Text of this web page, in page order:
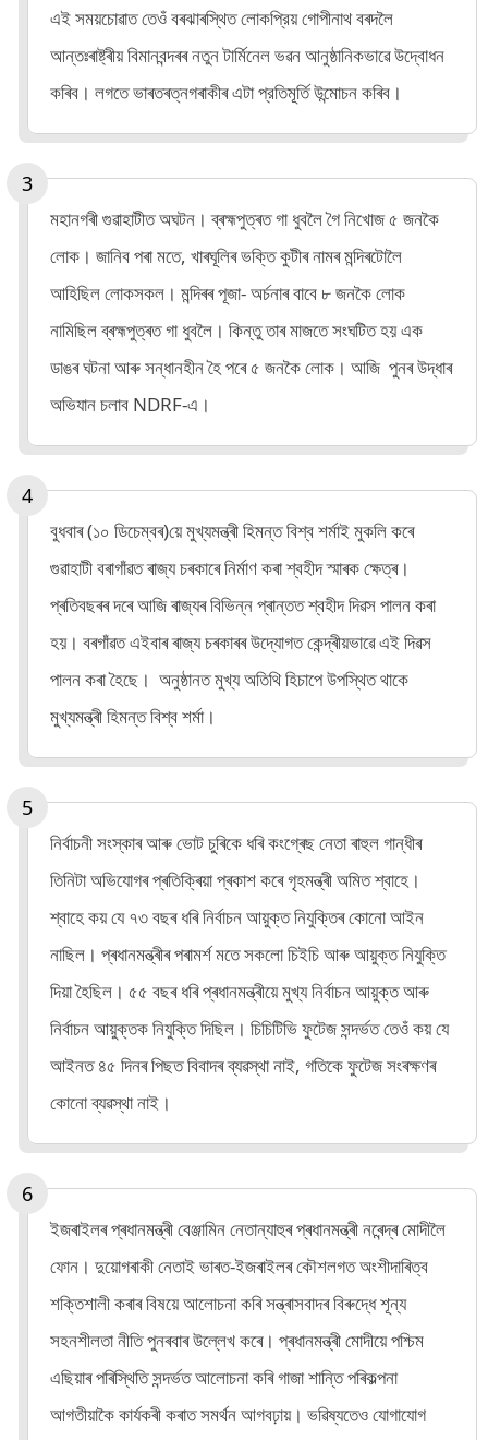
এই সময়চোৱাত তেওঁ বৰঝাৰস্থিত লোকপ্রিয় গোপীনাথ বৰদলৈ
আন্তঃৰাষ্ট্ৰীয় বিমানবন্দৰৰ নতুন টার্মিনেল ভৱন আনুষ্ঠানিকভাৱে উদ্বোধন
কৰিব। লগতে ভাৰতৰত্নগৰাকীৰ এটা প্রতিমূর্তি উন্মোচন কৰিব।
মহানগৰী গুৱাহাটীত অঘটন। ব্ৰহ্মপুত্ৰত গা ধুবলৈ গৈ নিখোজ ৫ জনকৈ
লোক। জানিব পৰা মতে, খাৰঘূলিৰ ভক্তি কুটীৰ নামৰ মন্দিৰটোলৈ
আহিছিল লোকসকল। মন্দিৰৰ পূজা- অৰ্চনাৰ বাবে ৮ জনকৈ লোক
নামিছিল ব্ৰহ্মপুত্ৰত গা ধুবলৈ। কিন্তু তাৰ মাজতে সংঘটিত হয় এক
ডাঙৰ ঘটনা আৰু সন্ধানহীন হৈ পৰে ৫ জনকৈ লোক। আজি পুনৰ উদ্ধাৰ
অভিযান চলাব NDRF-এ।
বুধবাৰ (১০ ডিচেম্বৰ)য়ে মুখ্যমন্ত্ৰী হিমন্ত বিশ্ব শৰ্মাই মুকলি কৰে
গুৱাহাটী বৰাগাঁৱত ৰাজ্য চৰকাৰে নিৰ্মাণ কৰা শ্বহীদ স্মাৰক ক্ষেত্ৰ।
প্ৰতিবছৰৰ দৰে আজি ৰাজ্যৰ বিভিন্ন প্ৰান্তত শ্বহীদ দিৱস পালন কৰা
হয়। বৰগাঁৱত এইবাৰ ৰাজ্য চৰকাৰৰ উদ্যোগত কেন্দ্ৰীয়ভাৱে এই দিৱস
পালন কৰা হৈছে। অনুষ্ঠানত মুখ্য অতিথি হিচাপে উপস্থিত থাকে
মুখ্যমন্ত্ৰী হিমন্ত বিশ্ব শৰ্মা।
নিৰ্বাচনী সংস্কাৰ আৰু ভোট চুৰিকে ধৰি কংগ্ৰেছ নেতা ৰাহুল গান্ধীৰ
তিনিটা অভিযোগৰ প্ৰতিক্ৰিয়া প্ৰকাশ কৰে গৃহমন্ত্ৰী অমিত শ্বাহে।
শ্বাহে কয় যে ৭৩ বছৰ ধৰি নিৰ্বাচন আয়ুক্ত নিযুক্তিৰ কোনো আইন
নাছিল। প্ৰধানমন্ত্ৰীৰ পৰামৰ্শ মতে সকলো চিইচি আৰু আয়ুক্ত নিযুক্তি
দিয়া হৈছিল। ৫৫ বছৰ ধৰি প্ৰধানমন্ত্ৰীয়ে মুখ্য নিৰ্বাচন আয়ুক্ত আৰু
নিৰ্বাচন আয়ুক্তক নিযুক্তি দিছিল। চিচিটিভি ফুটেজ সন্দৰ্ভত তেওঁ কয় যে
আইনত ৪৫ দিনৰ পিছত বিবাদৰ ব্যৱস্থা নাই, গতিকে ফুটেজ সংৰক্ষণৰ
কোনো ব্যৱস্থা নাই।
ইজৰাইলৰ প্ৰধানমন্ত্ৰী বেঞ্জামিন নেতান্যাহুৰ প্ৰধানমন্ত্ৰী নৰেন্দ্ৰ মোদীলৈ
ফোন। দুয়োগৰাকী নেতাই ভাৰত-ইজৰাইলৰ কৌশলগত অংশীদাৰিত্ব
শক্তিশালী কৰাৰ বিষয়ে আলোচনা কৰি সন্ত্ৰাসবাদৰ বিৰুদ্ধে শূন্য
সহনশীলতা নীতি পুনৰবাৰ উল্লেখ কৰে। প্ৰধানমন্ত্ৰী মোদীয়ে পশ্চিম
এছিয়াৰ পৰিস্থিতি সন্দৰ্ভত আলোচনা কৰি গাজা শান্তি পৰিকল্পনা
আগতীয়াকৈ কাৰ্যকৰী কৰাত সমৰ্থন আগবঢ়ায়। ভৱিষ্যতেও যোগাযোগ